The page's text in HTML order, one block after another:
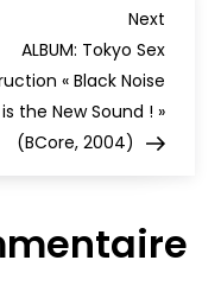
Next
Post
Next
ALBUM: Tokyo Sex
« Black Noise
is the New Sound ! »
(BCore, 2004)